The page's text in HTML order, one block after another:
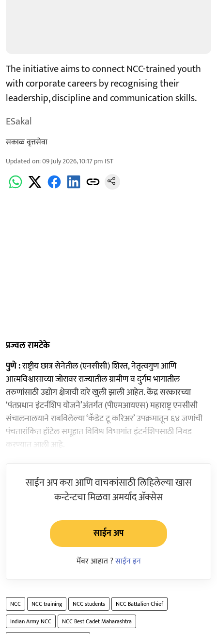
The initiative aims to connect NCC-trained youth
with corporate careers by recognising their
leadership, discipline and communication skills.
ESakal
सकाळ वृत्तसेवा
Updated on:09 July 2026, 10:17 pm IST
प्रज्वल रामटेके
पुणे :राष्ट्रीय छात्र सेनेतील (एनसीसी) शिस्त, नेतृत्वगुण आणि
आत्मविश्वासाच्या जोरावर राज्यातील ग्रामीण व दुर्गम भागातील
तरुणांसाठी उद्योग क्षेत्राची दारे खुली झाली आहेत. केंद्र सरकारच्या
‘पंतप्रधान इंटर्नशिप योजने’अंतर्गत (पीएमआयएस) महाराष्ट्र एनसीसी
संचालनालयाने राबविलेल्या ‘कॅडेट टू करिअर’ उपक्रमातून ६४ जणांची
पंचतारांकित हॉटेल समूहात विविध विभागांत इंटर्नशिपसाठी निवड
करण्यात आली आहे.
साईन अप करा आणि वाचकांसाठी लिहिलेल्या खास
कन्टेन्टचा मिळवा अमर्याद ॲक्सेस
साईन अप
मेंबर आहात ?साईन इन
NCC NCC training NCC students
NCC Battalion Chief
Indian Army NCC
NCC Best Cadet Maharashtra